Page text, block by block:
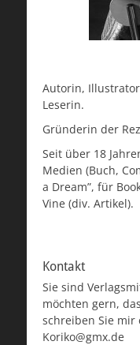
Autorin,
Leserin.
Gründerin der
Seit über 18
Medien (Buch,
a Dream”, für
Vine (div. Artikel).
Kontakt
Sie sind
möchten gern,
schreiben Sie mir
Koriko@gmx.de